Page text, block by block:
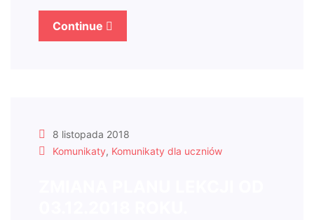
Continue
8 listopada 2018
Komunikaty, Komunikaty dla uczniów